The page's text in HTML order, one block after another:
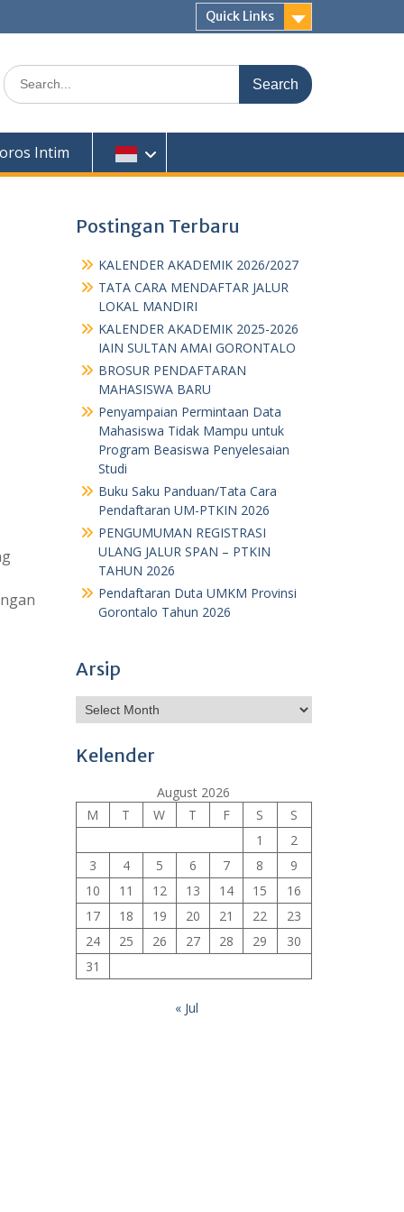
Quick Links
Search
for:
Intim
Postingan Terbaru
KALENDER AKADEMIK 2026/2027
TATA CARA MENDAFTAR JALUR
LOKAL MANDIRI
KALENDER AKADEMIK 2025-2026
IAIN SULTAN AMAI GORONTALO
BROSUR PENDAFTARAN
MAHASISWA BARU
Penyampaian Permintaan Data
Mahasiswa Tidak Mampu untuk
Program Beasiswa Penyelesaian
Studi
Buku Saku Panduan/Tata Cara
Pendaftaran UM-PTKIN 2026
PENGUMUMAN REGISTRASI
ULANG JALUR SPAN – PTKIN
TAHUN 2026
Pendaftaran Duta UMKM Provinsi
Gorontalo Tahun 2026
Arsip
Archives
Kelender
August 2026
M
T W T F S
S
1
2
3
4 5 6 7 8
9
10
11 12 13 14 15
16
17
18 19 20 21 22
23
24
25 26 27 28 29
30
31
« Jul